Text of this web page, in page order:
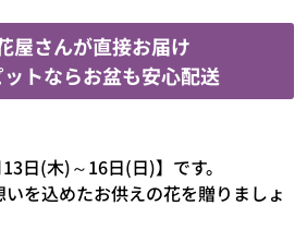
屋さんが直接お届け
トならお盆も安心配送
日(木)～16日(日)】です。
を込めたお供えの花を贈りましょ